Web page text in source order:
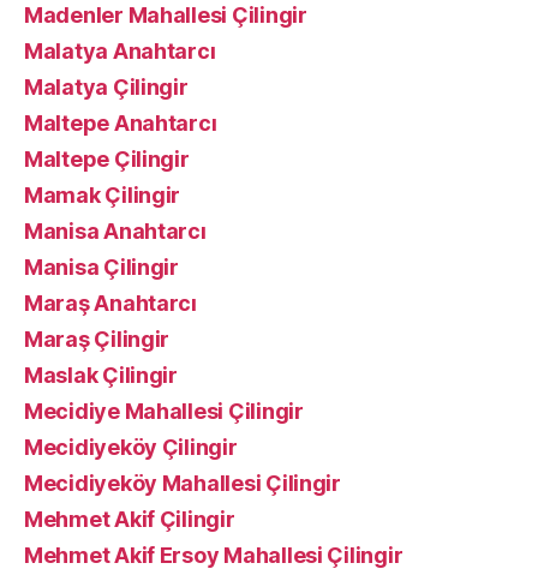
Madenler Mahallesi Çilingir
Malatya Anahtarcı
Malatya Çilingir
Maltepe Anahtarcı
Maltepe Çilingir
Mamak Çilingir
Manisa Anahtarcı
Manisa Çilingir
Maraş Anahtarcı
Maraş Çilingir
Maslak Çilingir
Mecidiye Mahallesi Çilingir
Mecidiyeköy Çilingir
Mecidiyeköy Mahallesi Çilingir
Mehmet Akif Çilingir
Mehmet Akif Ersoy Mahallesi Çilingir